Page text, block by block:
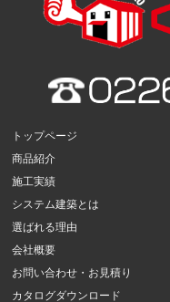
トップページ
商品紹介
施工実績
システム建築とは
選ばれる理由
会社概要
お問い合わせ・お見積り
カタログダウンロード